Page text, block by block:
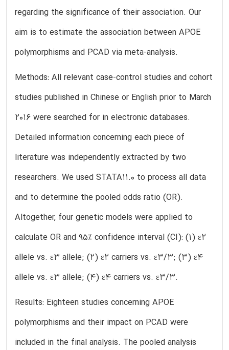
regarding the significance of their association. Our
aim is to estimate the association between APOE
polymorphisms and PCAD via meta-analysis.
Methods: All relevant case-control studies and cohort
studies published in Chinese or English prior to March
2016 were searched for in electronic databases.
Detailed information concerning each piece of
literature was independently extracted by two
researchers. We used STATA11.0 to process all data
and to determine the pooled odds ratio (OR).
Altogether, four genetic models were applied to
calculate OR and 95% confidence interval (CI): (1) ε2
allele vs. ε3 allele; (2) ε2 carriers vs. ε3/3; (3) ε4
allele vs. ε3 allele; (4) ε4 carriers vs. ε3/3.
Results: Eighteen studies concerning APOE
polymorphisms and their impact on PCAD were
included in the final analysis. The pooled analysis